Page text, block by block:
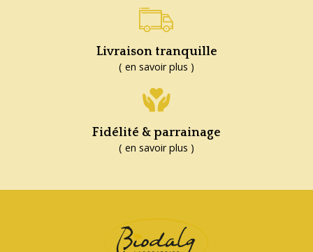
Livraison tranquille
( en savoir plus )
Fidélité & parrainage
( en savoir plus )